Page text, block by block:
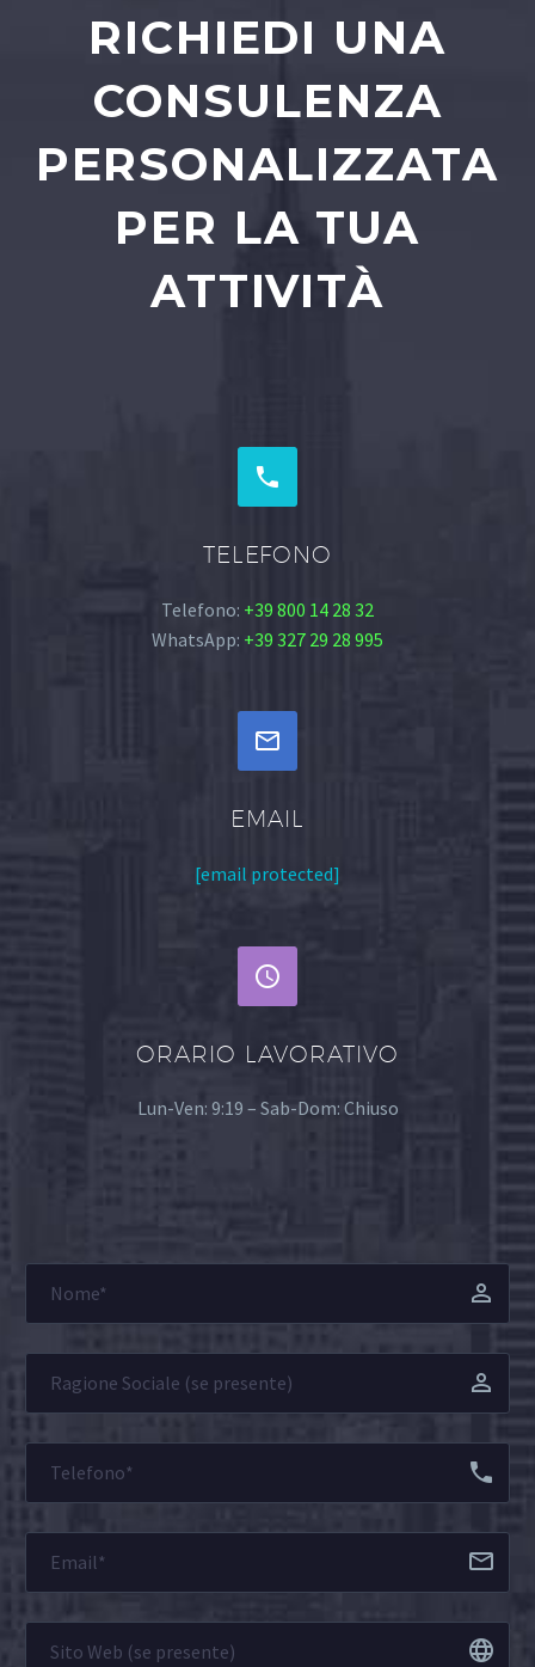
RICHIEDI UNA
CONSULENZA
PERSONALIZZATA
PER LA TUA
ATTIVITÀ


TELEFONO
Telefono: +39 800 14 28 32
WhatsApp: +39 327 29 28 995


EMAIL
[email protected]


ORARIO LAVORATIVO
Lun-Ven: 9:19 – Sab-Dom: Chiuso